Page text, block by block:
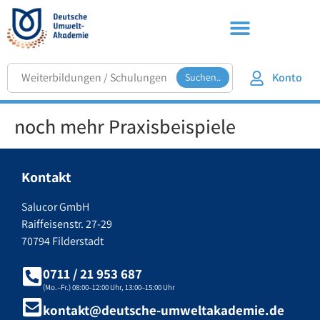
Suchen.. Konto
noch mehr Praxisbeispiele
Kontakt
Salucor GmbH
Raiffeisenstr. 27-29
70794 Filderstadt
0711 / 21 953 687
(Mo.–Fr.) 08:00–12:00 Uhr, 13:00–15:00 Uhr
kontakt@deutsche-umweltakademie.de